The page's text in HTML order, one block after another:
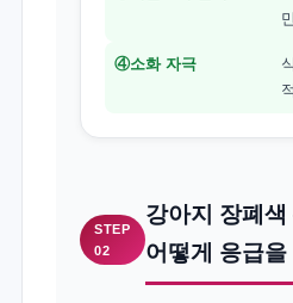
④소화 자극
STEP
02
강아지 장폐색
어떻게 응급